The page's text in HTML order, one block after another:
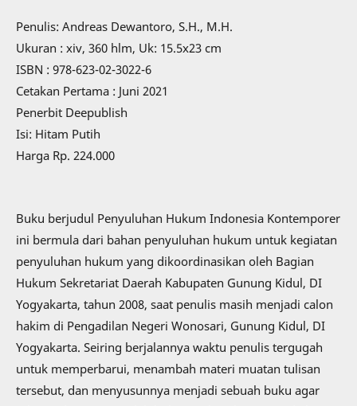
Penulis: Andreas Dewantoro, S.H., M.H.
Ukuran : xiv, 360 hlm, Uk: 15.5x23 cm
ISBN : 978-623-02-3022-6
Cetakan Pertama : Juni 2021
Penerbit Deepublish
Isi: Hitam Putih
Harga Rp. 224.000
Buku berjudul Penyuluhan Hukum Indonesia Kontemporer
ini bermula dari bahan penyuluhan hukum untuk kegiatan
penyuluhan hukum yang dikoordinasikan oleh Bagian
Hukum Sekretariat Daerah Kabupaten Gunung Kidul, DI
Yogyakarta, tahun 2008, saat penulis masih menjadi calon
hakim di Pengadilan Negeri Wonosari, Gunung Kidul, DI
Yogyakarta. Seiring berjalannya waktu penulis tergugah
untuk memperbarui, menambah materi muatan tulisan
tersebut, dan menyusunnya menjadi sebuah buku agar